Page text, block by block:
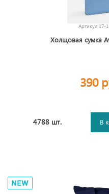
Артикул 17-
Холщовая сумка
390
4788 шт. В